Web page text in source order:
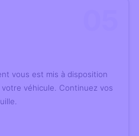
vous est mis à disposition
véhicule. Continuez vos